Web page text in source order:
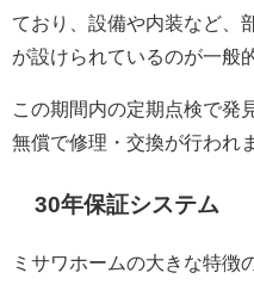
ており、設備や内装など、
が設けられているのが一般
この期間内の定期点検で発
無償で修理・交換が行われ
30年保証システム
ミサワホームの大きな特徴